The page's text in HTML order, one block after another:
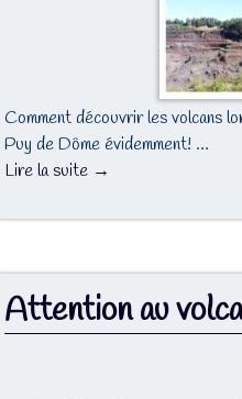
Comment découvrir les volcans
Puy de Dôme évidemment! …
Lire la suite →
Attention au